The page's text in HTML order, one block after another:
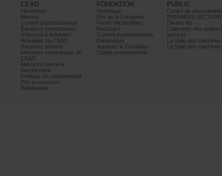
CEAD
Historique
Mission
Conseild’administration
Équipeetcoordonnées
S’inscrireàl’infolettre
ActualitésduCEAD
Rapportsannuels
Membreshonorifiquesdu
CEAD
Mesurescontrele
harcèlement
Politiquedeconfidentialité
Prixetconcours
Partenaires
FONDATION
Historique
PrixdelaFondation
FondsMichelMarc
Bouchard
Conseild’administration
Partenaires
AppuyezlaFondation
Objetspromotionnels
PUBLIC
PREMIÈRELECTURE
Divans-lits
autrices